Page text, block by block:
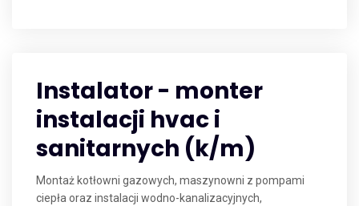
Instalator - monter
instalacji hvac i
sanitarnych (k/m)
Montaż kotłowni gazowych, maszynowni z pompami
ciepła oraz instalacji wodno-kanalizacyjnych,